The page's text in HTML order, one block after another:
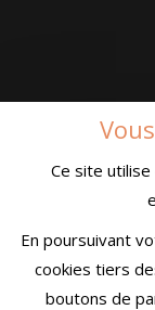
Ce site
En poursuivant
cookies tiers
boutons de